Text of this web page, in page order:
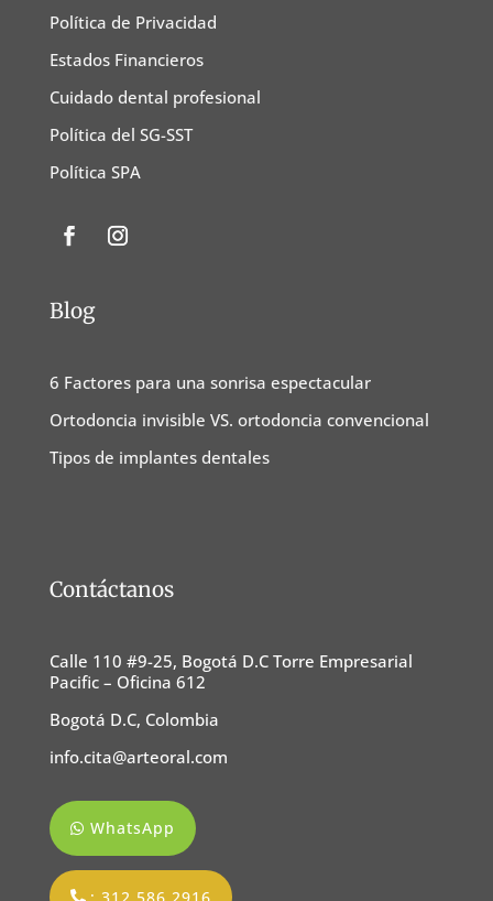
Política de Privacidad
Estados Financieros
Cuidado dental profesional
Política del SG-SST
Política SPA
Blog
6 Factores para una sonrisa espectacular
Ortodoncia invisible VS. ortodoncia convencional
Tipos de implantes dentales
Contáctanos
Calle 110 #9-25, Bogotá D.C Torre Empresarial
Pacific – Oficina 612
Bogotá D.C, Colombia
info.cita@arteoral.com
WhatsApp